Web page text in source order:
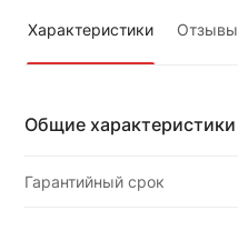
Характеристики Отзывы
Общие характеристики
Гарантийный срок